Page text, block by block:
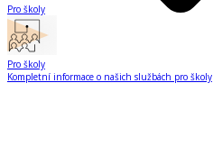
Pro školy
Pro školy
Kompletní informace o našich službách pro školy